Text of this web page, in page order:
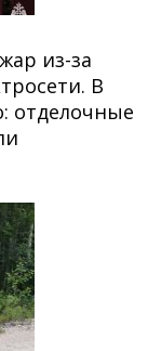
из-за
В
отделочные